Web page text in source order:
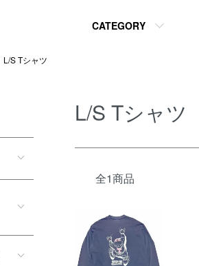
CATEGORY
L/S Tシャツ
L/S Tシャツ
全1商品